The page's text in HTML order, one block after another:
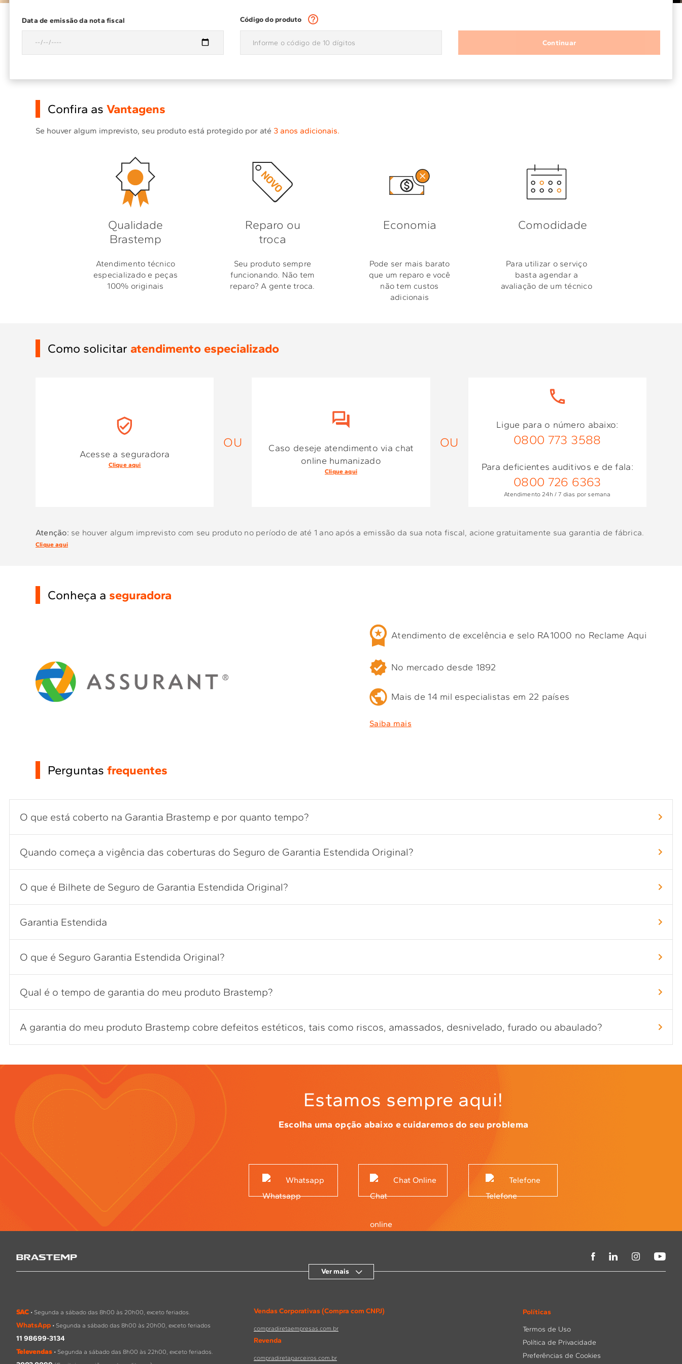
Data de emissão da nota fiscal Código do produto
Continuar
Confira as Vantagens
Se houver algum imprevisto, seu produto está protegido por até 3 anos adicionais.
Qualidade
Brastemp
Atendimento técnico
especializado e peças
100% originais
Reparo ou
troca
Seu produto sempre
funcionando. Não tem
reparo? A gente troca.
Economia
Pode ser mais barato
que um reparo e você
não tem custos
adicionais
Comodidade
Para utilizar o serviço
basta agendar a
avaliação de um técnico
Como solicitar atendimento especializado
Acesse a seguradora
Clique aqui
OU
Caso deseje atendimento via chat
online humanizado
Clique aqui
OU
Ligue para o número abaixo:
0800 773 3588
Para deficientes auditivos e de fala:
0800 726 6363
Atendimento 24h / 7 dias por semana
Atenção: se houver algum imprevisto com seu produto no período de até 1 ano após a emissão da sua nota fiscal, acione gratuitamente sua garantia de fábrica.
Clique aqui
Conheça a seguradora
Atendimento de excelência e selo RA1000 no Reclame Aqui
No mercado desde 1892
Mais de 14 mil especialistas em 22 países
Saiba mais
Perguntas frequentes
O que está coberto na Garantia Brastemp e por quanto tempo?
Quando começa a vigência das coberturas do Seguro de Garantia Estendida Original?
O que é Bilhete de Seguro de Garantia Estendida Original?
Garantia Estendida
O que é Seguro Garantia Estendida Original?
Qual é o tempo de garantia do meu produto Brastemp?
A garantia do meu produto Brastemp cobre defeitos estéticos, tais como riscos, amassados, desnivelado, furado ou abaulado?
Estamos sempre aqui!
Escolha uma opção abaixo e cuidaremos do seu problema
Whatsapp Chat Online Telefone
Ver mais
SAC • Segunda a sábado das 8h00 às 20h00, exceto feriados.
WhatsApp • Segunda a sábado das 8h00 às 20h00, exceto feriados
11 98699-3134
Televendas • Segunda a sábado das 8h00 às 22h00, exceto feriados.
Vendas Corporativas (Compra com CNPJ)
compradiretaempresas.com.br
Revenda
compradiretaparceiros.com.br
Políticas
Termos de Uso
Política de Privacidade
Preferências de Cookies